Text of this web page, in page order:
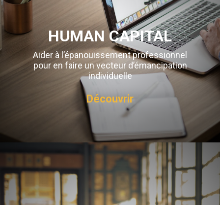
HUMAN CAPITAL
Aider à l’épanouissement professionnel
pour en faire un vecteur d’émancipation
individuelle
Découvrir